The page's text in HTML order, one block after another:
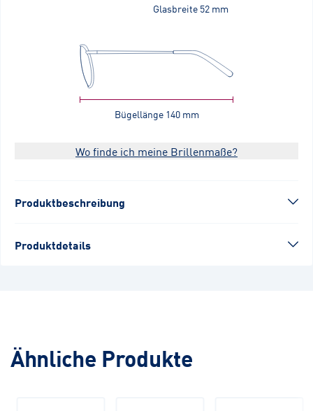
Glasbreite 52 mm
Bügellänge 140 mm
Wo finde ich meine Brillenmaße?
Produktbeschreibung
Produktdetails
Ähnliche Produkte